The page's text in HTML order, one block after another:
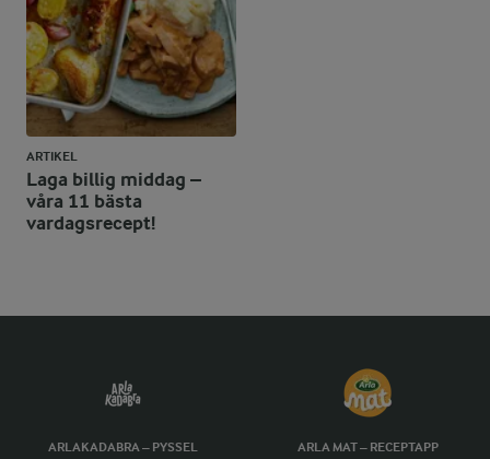
ARTIKEL
Laga billig middag –
våra 11 bästa
vardagsrecept!
ARLAKADABRA – PYSSEL
ARLA MAT – RECEPTAPP